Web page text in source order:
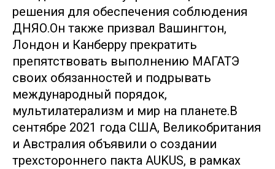
решения для обеспечения соблюдения
ДНЯО.Он также призвал Вашингтон,
Лондон и Канберру прекратить
препятствовать выполнению МАГАТЭ
своих обязанностей и подрывать
международный порядок,
мультилатерализм и мир на планете.В
сентябре 2021 года США, Великобритания
и Австралия объявили о создании
трехстороннего пакта AUKUS, в рамках